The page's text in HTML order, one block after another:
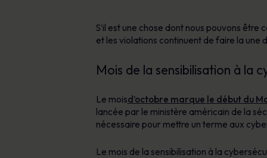
S’il est une chose dont nous pouvons
et les violations continuent de faire la une
Mois de la sensibilisation à la
Le moisd’octobre marque le début du
lancée par le ministère américain de la
nécessaire pour mettre un terme aux
Le mois de la sensibilisation à la